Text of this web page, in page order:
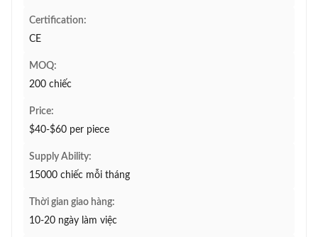
Certification:
CE
MOQ:
200 chiếc
Price:
$40-$60 per piece
Supply Ability:
15000 chiếc mỗi tháng
Thời gian giao hàng:
10-20 ngày làm việc